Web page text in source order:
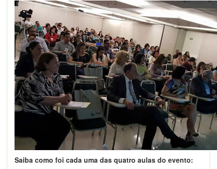
Saiba como foi cada uma das quatro aulas do evento: